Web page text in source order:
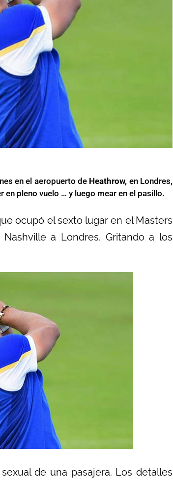
en el aeropuerto de Heathrow, en Londres,
pleno vuelo … y luego mear en el pasillo.
ocupó el sexto lugar en el Masters
a Londres. Gritando a los
de una pasajera. Los detalles